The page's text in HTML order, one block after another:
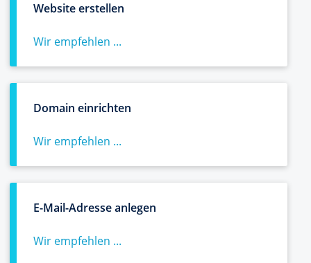
Website erstellen
Wir empfehlen ...
Domain einrichten
Wir empfehlen ...
E-Mail-Adresse anlegen
Wir empfehlen ...